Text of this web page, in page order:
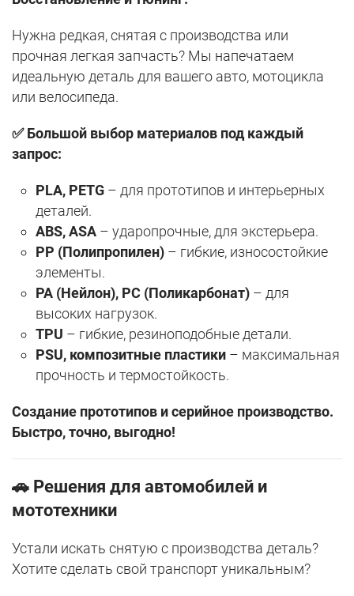
Нужна редкая, снятая с производства или
прочная легкая запчасть? Мы напечатаем
идеальную деталь для вашего авто, мотоцикла
или велосипеда.
✅ Большой выбор материалов под каждый
запрос:
PLA, PETG – для прототипов и интерьерных
деталей.
ABS, ASA – ударопрочные, для экстерьера.
PP (Полипропилен) – гибкие, износостойкие
элементы.
PA (Нейлон), PC (Поликарбонат) – для
высоких нагрузок.
TPU – гибкие, резиноподобные детали.
PSU, композитные пластики – максимальная
прочность и термостойкость.
Создание прототипов и серийное производство.
Быстро, точно, выгодно!
🚗 Решения для автомобилей и
мототехники
Устали искать снятую с производства деталь?
Хотите сделать свой транспорт уникальным?